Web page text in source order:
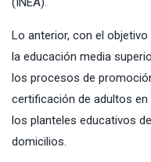
Lo anterior, con el
la educación media
los procesos de
certificación de adultos
los planteles educativos
domicilios.